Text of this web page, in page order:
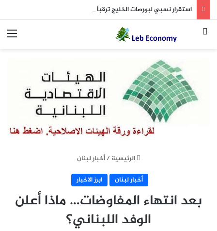
استقرار نسبي لبورصات الخليج ترقباً لاتفاق بشأن هرمز
بحث عن
الرئيسية / أخبار لبنان
أخبار لبنان
ابرز الاخبار
بعد انتهاء المفاوضات… ماذا أعلن
الوفد اللبناني؟